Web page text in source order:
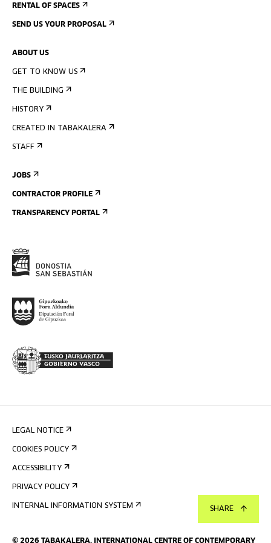
SHARE
RENTAL OF SPACES
SEND US YOUR PROPOSAL
ABOUT US
GET TO KNOW US
THE BUILDING
HISTORY
CREATED IN TABAKALERA
STAFF
JOBS
CONTRACTOR PROFILE
TRANSPARENCY PORTAL
© 2026 TABAKALERA. INTERNATIONAL CENTRE OF CONTEMPORARY
LEGAL NOTICE
COOKIES POLICY
ACCESSIBILITY
PRIVACY POLICY
INTERNAL INFORMATION SYSTEM